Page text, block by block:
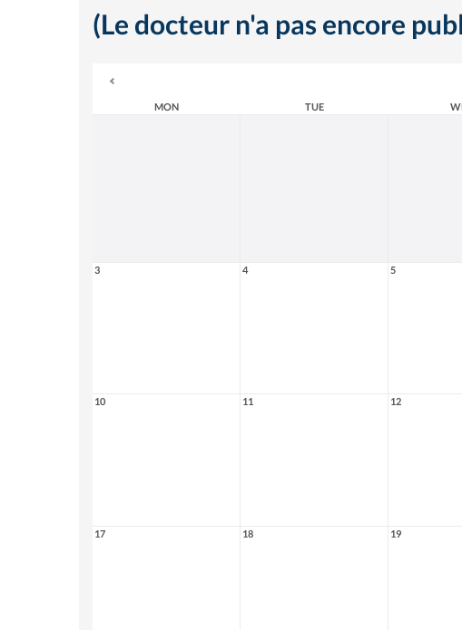
(Le docteur n'a pas encore
MON TUE
3 4 5
10 11 12
17 18 19